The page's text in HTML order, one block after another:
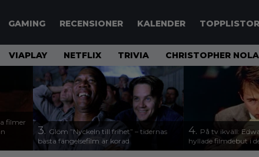
GAMING RECENSIONER KALENDER TOPPLISTOR
VIAPLAY NETFLIX TRIVIA CHRISTOPHER
filmer
3. Glöm ”Nyckeln till frihet” – tidernas
bästa fängelsefilm är korad
4. På tv ikväll:
hyllade filmdebut i